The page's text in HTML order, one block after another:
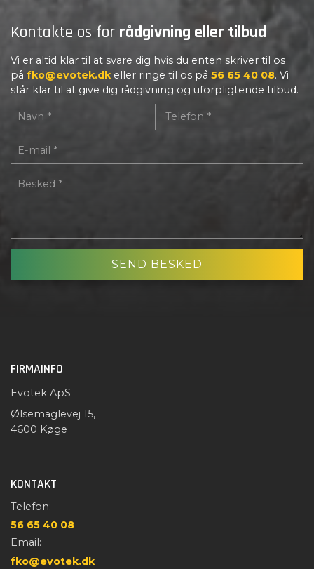
Kontakte os for rådgivning eller tilbud
Vi er altid klar til at svare dig hvis du enten skriver til os
på fko@evotek.dkeller ringe til os på 56 65 40 08. Vi
står klar til at give dig rådgivning og uforpligtende tilbud.
FIRMAINFO
Evotek ApS
Ølsemaglevej 15,
4600 Køge
KONTAKT
Telefon:
56 65 40 08
Email:
fko@evotek.dk